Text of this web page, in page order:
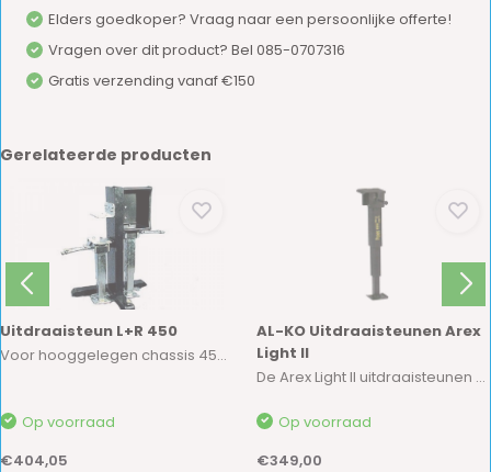
Elders goedkoper? Vraag naar een persoonlijke offerte!
Vragen over dit product? Bel 085-0707316
Gratis verzending vanaf €150
Gerelateerde producten
Uitdraaisteun L+R 450
Voor hooggelegen chassis 450mm.
Op voorraad
€404,05
AL-KO Uitdraaisteunen Arex
Light II
De Arex Light II uitdraaisteunen zijn uiterst ...
Op voorraad
€349,00